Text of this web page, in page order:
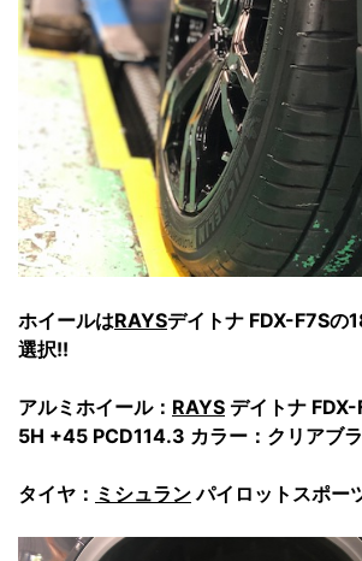
ホイールはRAYSデイトナ FDX-F7Sの
選択!!
アルミホイール： RAYS デイトナ
5H +45 PCD114.3 カラー：クリアブ
タイヤ： ミシュランパイロットスポー